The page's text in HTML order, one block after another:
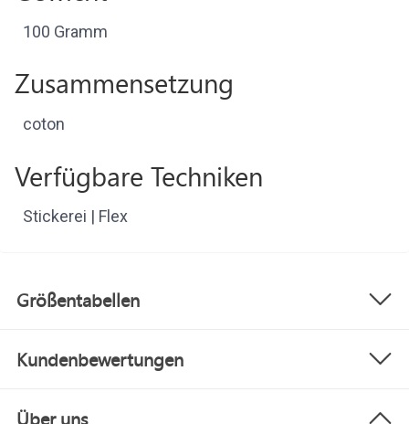
100 Gramm
Zusammensetzung
coton
Verfügbare Techniken
Stickerei | Flex
Größentabellen
Kundenbewertungen
Über uns